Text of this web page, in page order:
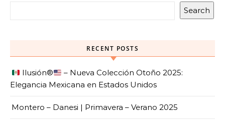
Search
RECENT POSTS
Ilusión®️
– Nueva Colección Otoño 2025:
Elegancia Mexicana en Estados Unidos
Montero – Danesi | Primavera – Verano 2025